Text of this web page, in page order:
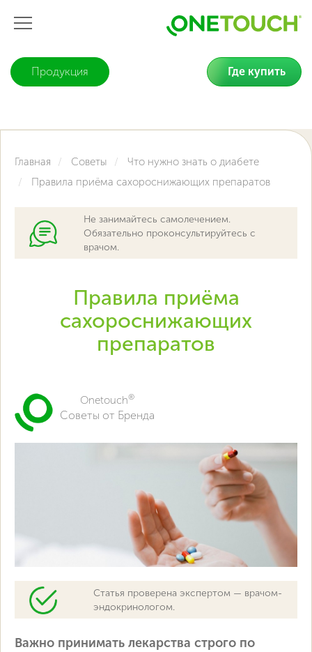
Продукция Где купить
Главная Советы
Что нужно знать о диабете
Правила приёма сахороснижающих препаратов
Не занимайтесь самолечением.
Обязательно проконсультируйтесь с
врачом.
Правила приёма
сахороснижающих
препаратов
Onetouch®
Советы от Бренда
Статья проверена экспертом — врачом-
эндокринологом.
Важно принимать лекарства строго по